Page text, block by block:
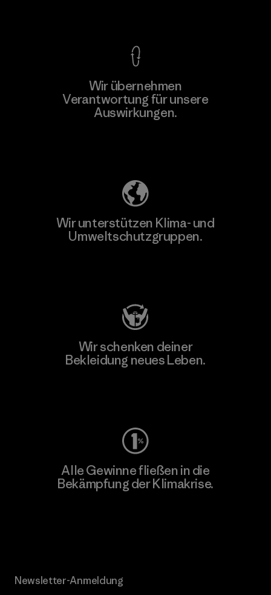
Wir übernehmen
Verantwortung für unsere
Auswirkungen.
Wir unterstützen Klima- und
Umweltschutzgruppen.
Wir schenken deiner
Bekleidung neues Leben.
Alle Gewinne fließen in die
Bekämpfung der Klimakrise.
Newsletter-Anmeldung